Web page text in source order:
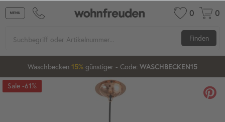
0 0
Finden
Waschbecken 15% günstiger - Code: WASCHBECKEN15
20%
-61%